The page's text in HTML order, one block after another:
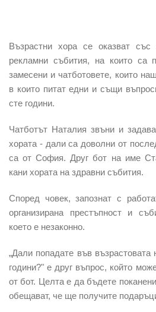
Възрастни хора се оказват
рекламни събития, на които са
замесени и чатботовете, които
в които питат едни и същи
сте години.
Чатботът Наталия звъни и
хората - дали са доволни от
са от София. Друг бот на име
кани хората на здравни събития.
Според човек, запознат с
организирана престъпност и
което е незаконно.
„Дали попадате във възрастовата
години?" е друг въпрос, който
от бот. Целта е да бъдете
обещават, че ще получите